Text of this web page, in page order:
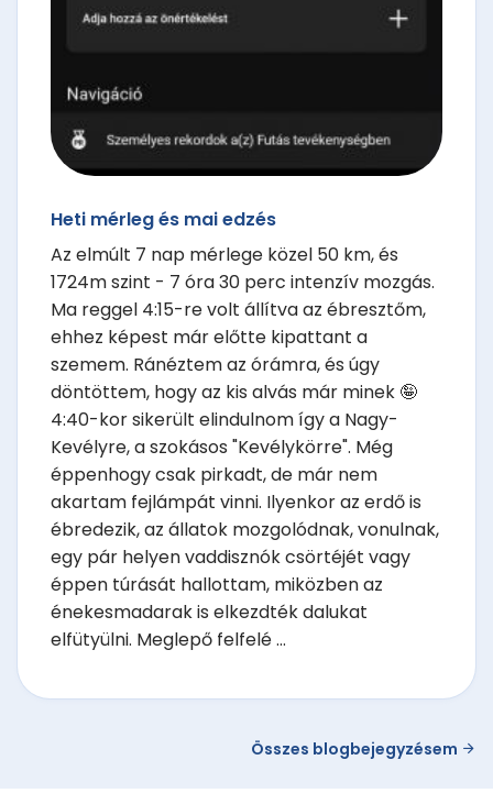
Heti mérleg és mai edzés
Az elmúlt 7 nap mérlege közel 50 km, és
1724m szint - 7 óra 30 perc intenzív mozgás.
Ma reggel 4:15-re volt állítva az ébresztőm,
ehhez képest már előtte kipattant a
szemem. Ránéztem az órámra, és úgy
döntöttem, hogy az kis alvás már minek 🤪
4:40-kor sikerült elindulnom így a Nagy-
Kevélyre, a szokásos "Kevélykörre". Még
éppenhogy csak pirkadt, de már nem
akartam fejlámpát vinni. Ilyenkor az erdő is
ébredezik, az állatok mozgolódnak, vonulnak,
egy pár helyen vaddisznók csörtéjét vagy
éppen túrását hallottam, miközben az
énekesmadarak is elkezdték dalukat
elfütyülni. Meglepő felfelé ...
Összes blogbejegyzésem